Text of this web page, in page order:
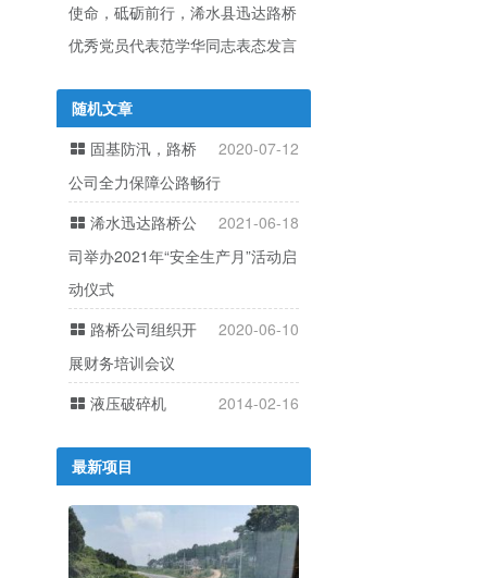
使命，砥砺前行，浠水县迅达路桥
优秀党员代表范学华同志表态发言
随机文章
2020-07-12
固基防汛，路桥
公司全力保障公路畅行
2021-06-18
浠水迅达路桥公
司举办2021年“安全生产月”活动启
动仪式
2020-06-10
路桥公司组织开
展财务培训会议
2014-02-16
液压破碎机
最新项目